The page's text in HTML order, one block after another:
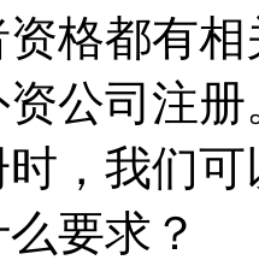
格都有
公司注
，我们
要求？